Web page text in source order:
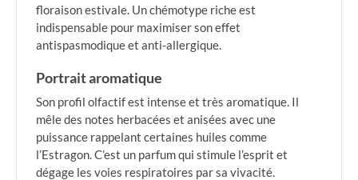
floraison estivale. Un chémotype riche est
indispensable pour maximiser son effet
antispasmodique et anti-allergique.
Portrait aromatique
Son profil olfactif est intense et très aromatique. Il
mêle des notes herbacées et anisées avec une
puissance rappelant certaines huiles comme
l’Estragon. C’est un parfum qui stimule l’esprit et
dégage les voies respiratoires par sa vivacité.